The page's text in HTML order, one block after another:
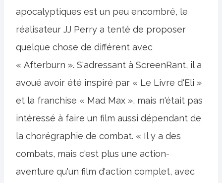
apocalyptiques est un peu encombré, le
réalisateur JJ Perry a tenté de proposer
quelque chose de différent avec
« Afterburn ». S'adressant à ScreenRant, il a
avoué avoir été inspiré par « Le Livre d'Eli »
et la franchise « Mad Max », mais n'était pas
intéressé à faire un film aussi dépendant de
la chorégraphie de combat. « Il y a des
combats, mais c'est plus une action-
aventure qu'un film d'action complet, avec